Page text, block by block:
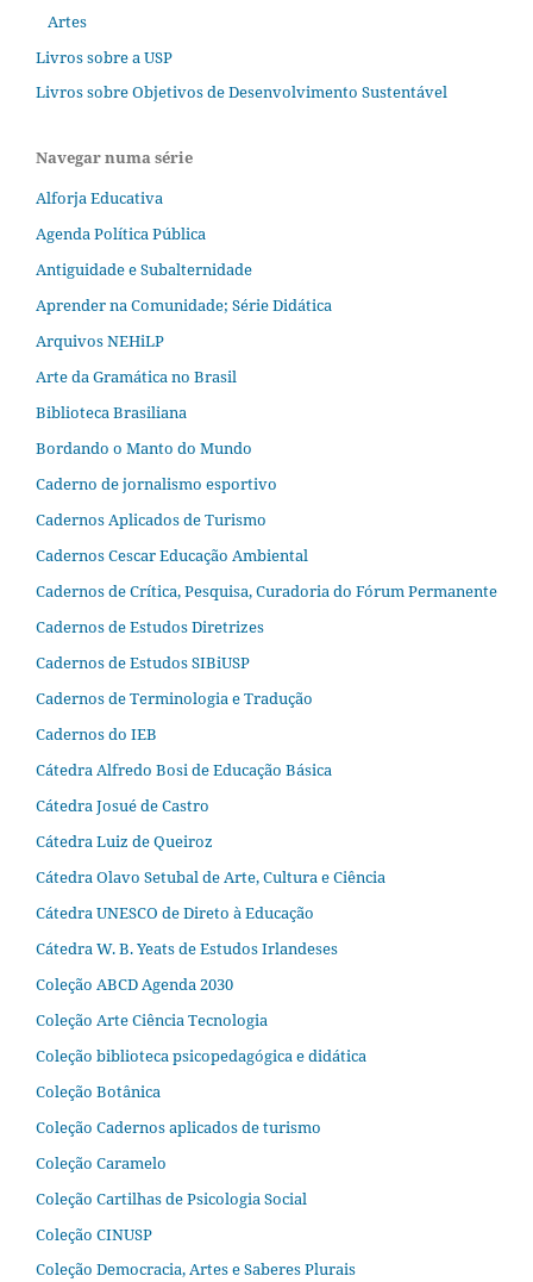
Artes
Livros sobre a USP
Livros sobre Objetivos de Desenvolvimento Sustentável
Navegar numa série
Alforja Educativa
Agenda Política Pública
Antiguidade e Subalternidade
Aprender na Comunidade; Série Didática
Arquivos NEHiLP
Arte da Gramática no Brasil
Biblioteca Brasiliana
Bordando o Manto do Mundo
Caderno de jornalismo esportivo
Cadernos Aplicados de Turismo
Cadernos Cescar Educação Ambiental
Cadernos de Crítica, Pesquisa, Curadoria do Fórum Permanente
Cadernos de Estudos Diretrizes
Cadernos de Estudos SIBiUSP
Cadernos de Terminologia e Tradução
Cadernos do IEB
Cátedra Alfredo Bosi de Educação Básica
Cátedra Josué de Castro
Cátedra Luiz de Queiroz
Cátedra Olavo Setubal de Arte, Cultura e Ciência
Cátedra UNESCO de Direto à Educação
Cátedra W. B. Yeats de Estudos Irlandeses
Coleção ABCD Agenda 2030
Coleção Arte Ciência Tecnologia
Coleção biblioteca psicopedagógica e didática
Coleção Botânica
Coleção Cadernos aplicados de turismo
Coleção Caramelo
Coleção Cartilhas de Psicologia Social
Coleção CINUSP
Coleção Democracia, Artes e Saberes Plurais